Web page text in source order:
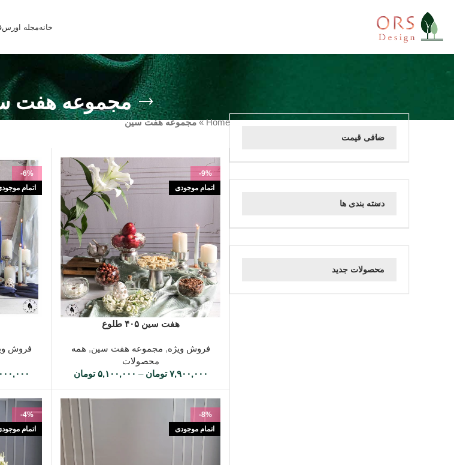
خانهمجله اورس
مجموعه هفت
صافی قیمت
دسته بندی ها
محصولات جدید
Home
»مجموعه هفت سین
-9%
اتمام موجودی
انتخاب گزینه هاهفت سین ۴۰۵ طلوع
فروش ویژه, مجموعه هفت سین, همه
محصولات
۷,۹۰۰,۰۰۰ تومان – ۵,۱۰۰,۰۰۰ تومان
-6%
اتمام
فروش
-8%
اتمام موجودی
-4%
اتمام